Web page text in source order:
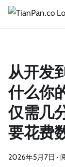
从开发
什么你
仅需几
要花费
2026年5月7日 ·